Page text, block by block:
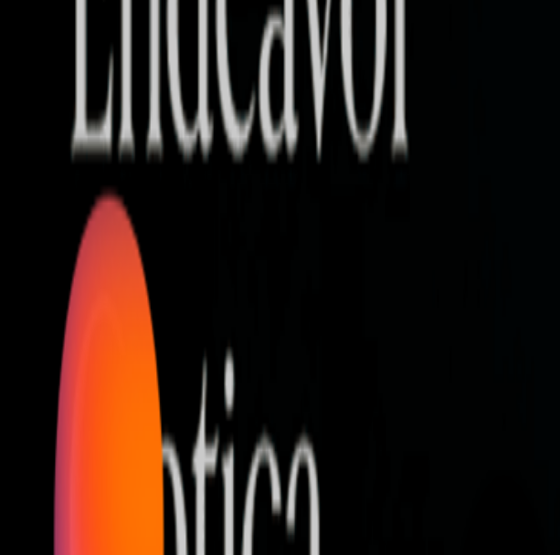
Who we are
AT PARTNERSが提供するファンド・オブ・ファンズを活用した
オープンイノベーション活動のフロー
詳しく見る
AT PARTNERS3つの強み